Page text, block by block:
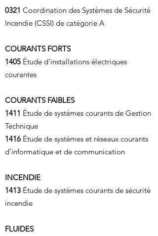
0321 Coordination des Systèmes de Sécurité
Incendie (CSSI) de catégorie A
COURANTS FORTS
1405 Étude d’installations électriques
courantes
COURANTS FAIBLES
1411 Étude de systèmes courants de Gestion
Technique
1416 Étude de systèmes et réseaux courants
d’informatique et de communication
INCENDIE
1413 Étude de systèmes courants de sécurité
incendie
FLUIDES